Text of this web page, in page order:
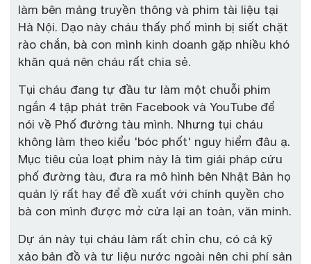
làm bên mảng truyền thông và phim tài liệu tại
Hà Nội. Dạo này cháu thấy phố mình bị siết chặt
rào chắn, bà con mình kinh doanh gặp nhiều khó
khăn quá nên cháu rất chia sẻ.
Tụi cháu đang tự đầu tư làm một chuỗi phim
ngắn 4 tập phát trên Facebook và YouTube để
nói về Phố đường tàu mình. Nhưng tụi cháu
không làm theo kiểu 'bóc phốt' nguy hiểm đâu ạ.
Mục tiêu của loạt phim này là tìm giải pháp cứu
phố đường tàu, đưa ra mô hình bên Nhật Bản họ
quản lý rất hay để đề xuất với chính quyền cho
bà con mình được mở cửa lại an toàn, văn minh.
Dự án này tụi cháu làm rất chỉn chu, có cả kỹ
xảo bản đồ và tư liệu nước ngoài nên chi phí sản